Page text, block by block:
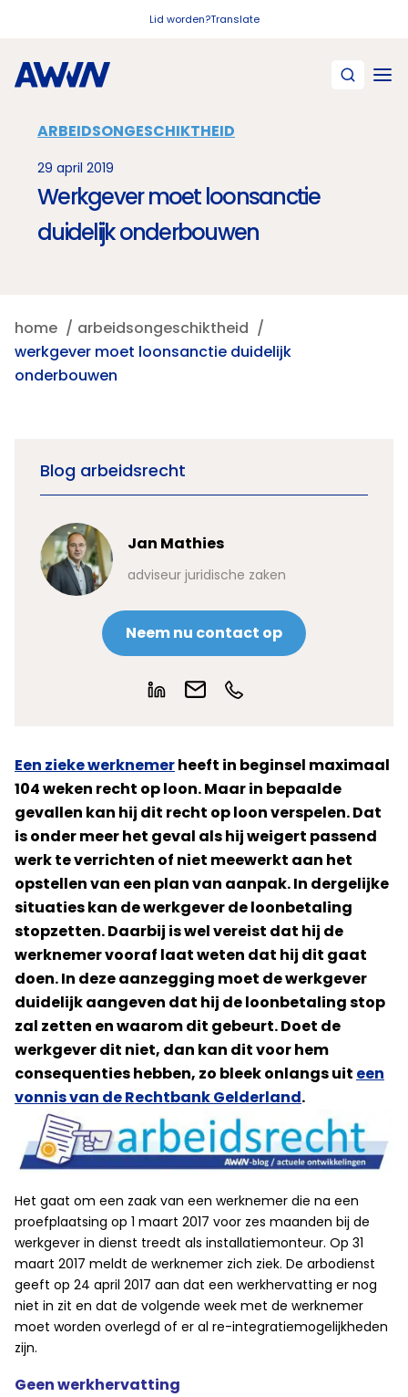
Lid worden?Translate
ARBEIDSONGESCHIKTHEID
29 april 2019
Werkgever moet loonsanctie
duidelijk onderbouwen
home
arbeidsongeschiktheid
werkgever moet loonsanctie duidelijk
onderbouwen
Blog arbeidsrecht
Jan Mathies
adviseur juridische zaken
Neem nu contact op
Een zieke werknemerheeft in beginsel maximaal
104 weken recht op loon. Maar in bepaalde
gevallen kan hij dit recht op loon verspelen. Dat
is onder meer het geval als hij weigert passend
werk te verrichten of niet meewerkt aan het
opstellen van een plan van aanpak. In dergelijke
situaties kan de werkgever de loonbetaling
stopzetten. Daarbij is wel vereist dat hij de
werknemer vooraf laat weten dat hij dit gaat
doen. In deze aanzegging moet de werkgever
duidelijk aangeven dat hij de loonbetaling stop
zal zetten en waarom dit gebeurt. Doet de
werkgever dit niet, dan kan dit voor hem
consequenties hebben, zo bleek onlangs uit een
vonnis van de Rechtbank Gelderland.
Het gaat om een zaak van een werknemer die na een
proefplaatsing op 1 maart 2017 voor zes maanden bij de
werkgever in dienst treedt als installatiemonteur. Op 31
maart 2017 meldt de werknemer zich ziek. De arbodienst
geeft op 24 april 2017 aan dat een werkhervatting er nog
niet in zit en dat de volgende week met de werknemer
moet worden overlegd of er al re-integratiemogelijkheden
zijn.
Geen werkhervatting